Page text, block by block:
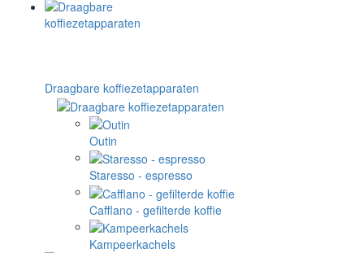
Draagbare koffiezetapparaten
Outin
Staresso - espresso
Cafflano - gefilterde koffie
Kampeerkachels